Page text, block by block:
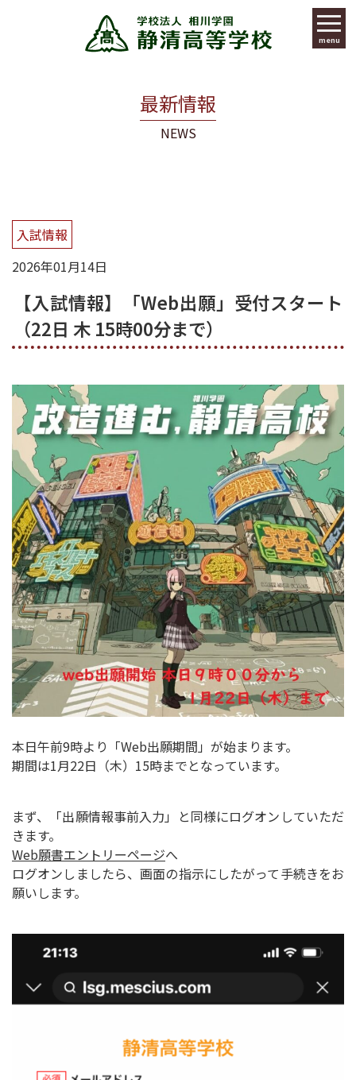
menu
最新情報
NEWS
入試情報
2026年01月14日
【入試情報】「Web出願」受付スタート
（22日 木 15時00分まで）
本日午前9時より「Web出願期間」が始まります。
期間は1月22日（木）15時までとなっています。
まず、 「出願情報事前入力」 と同様にログオンしていただ
きます。
Web願書エントリーページへ
ログオンしましたら、画面の指示にしたがって手続きをお
願いします。